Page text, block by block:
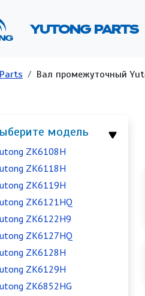
YUTONG PARTS
навигации
Вал промежуточный
модель
ZK6108H
ZK6118H
ZK6119H
ZK6121HQ
ZK6122H9
ZK6127HQ
ZK6128H
ZK6129H
ZK6852HG